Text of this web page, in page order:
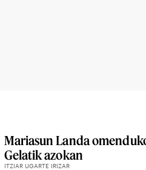
Mariasun Landa
Gelatik azokan
ITZIAR UGARTE IRIZAR